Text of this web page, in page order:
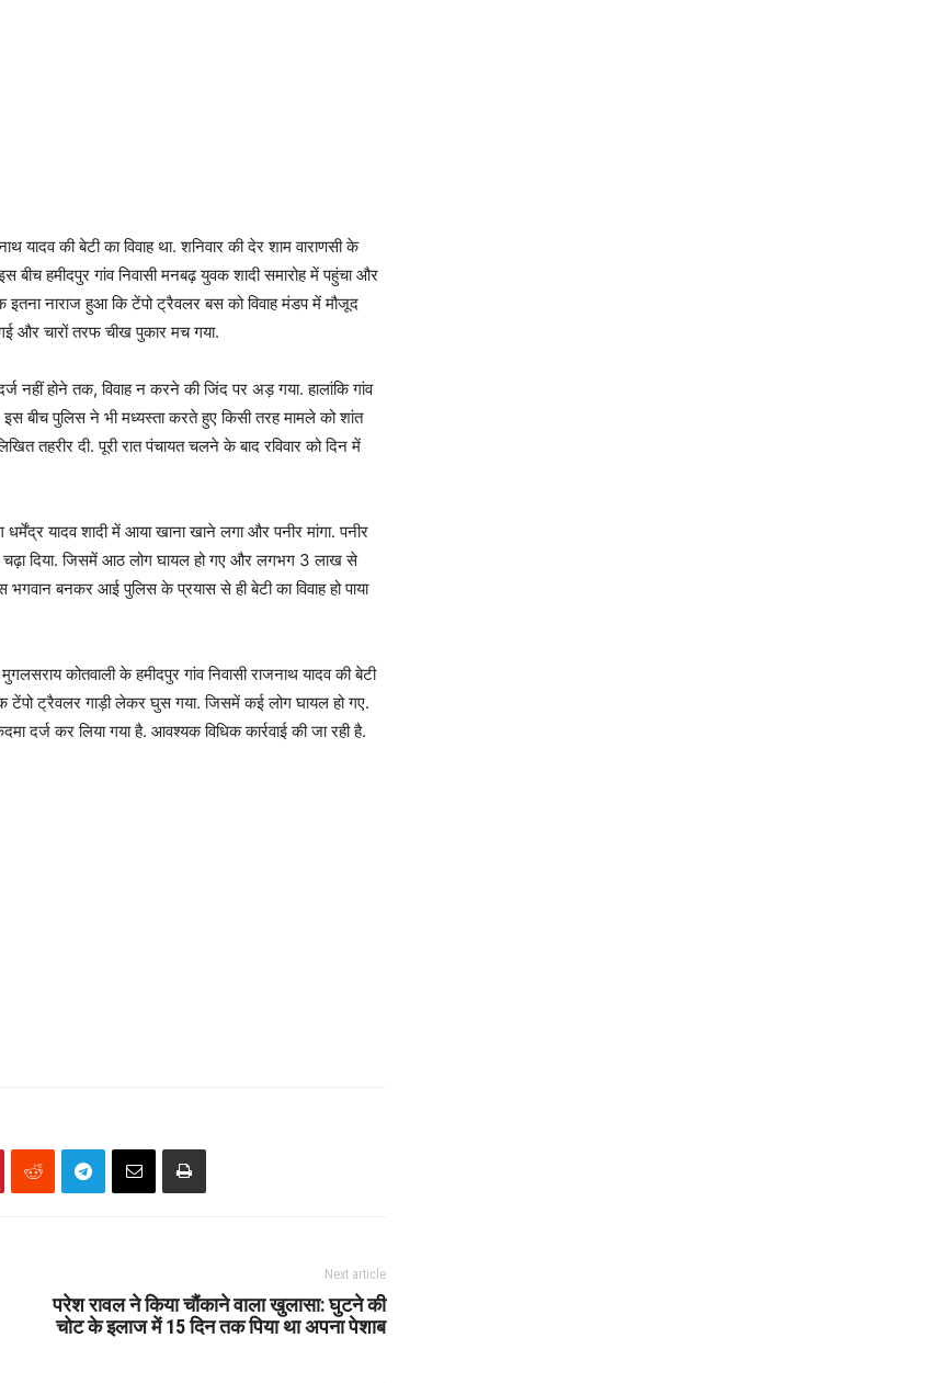
यादव की बेटी का विवाह था. शनिवार की देर शाम वाराणसी के
हमीदपुर गांव निवासी मनबढ़ युवक शादी समारोह में पहुंचा और
नाराज हुआ कि टेंपो ट्रैवलर बस को विवाह मंडप में मौजूद
और चारों तरफ चीख पुकार मच गया.
नहीं होने तक, विवाह न करने की जिंद पर अड़ गया. हालांकि गांव
बीच पुलिस ने भी मध्यस्ता करते हुए किसी तरह मामले को शांत
तहरीर दी. पूरी रात पंचायत चलने के बाद रविवार को दिन में
यादव शादी में आया खाना खाने लगा और पनीर मांगा. पनीर
चढ़ा दिया. जिसमें आठ लोग घायल हो गए और लगभग 3 लाख से
बनकर आई पुलिस के प्रयास से ही बेटी का विवाह हो पाया
कोतवाली के हमीदपुर गांव निवासी राजनाथ यादव की बेटी
टेंपो ट्रैवलर गाड़ी लेकर घुस गया. जिसमें कई लोग घायल हो गए.
दर्ज कर लिया गया है. आवश्यक विधिक कार्रवाई की जा रही है.
Next article
परेश रावल ने किया चौंकाने वाला खुलासा: घुटने की
चोट के इलाज में 15 दिन तक पिया था अपना पेशाब